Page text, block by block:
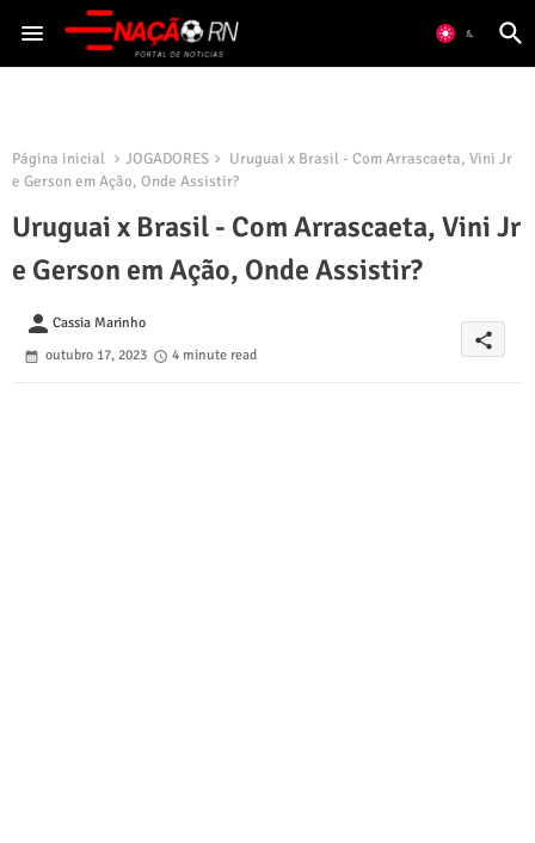
Página inicial JOGADORES
Uruguai x Brasil - Com Arrascaeta, Vini Jr
e Gerson em Ação, Onde Assistir?
Uruguai x Brasil - Com Arrascaeta, Vini Jr
e Gerson em Ação, Onde Assistir?
person Cassia Marinho
outubro 17, 2023
4 minute read
share